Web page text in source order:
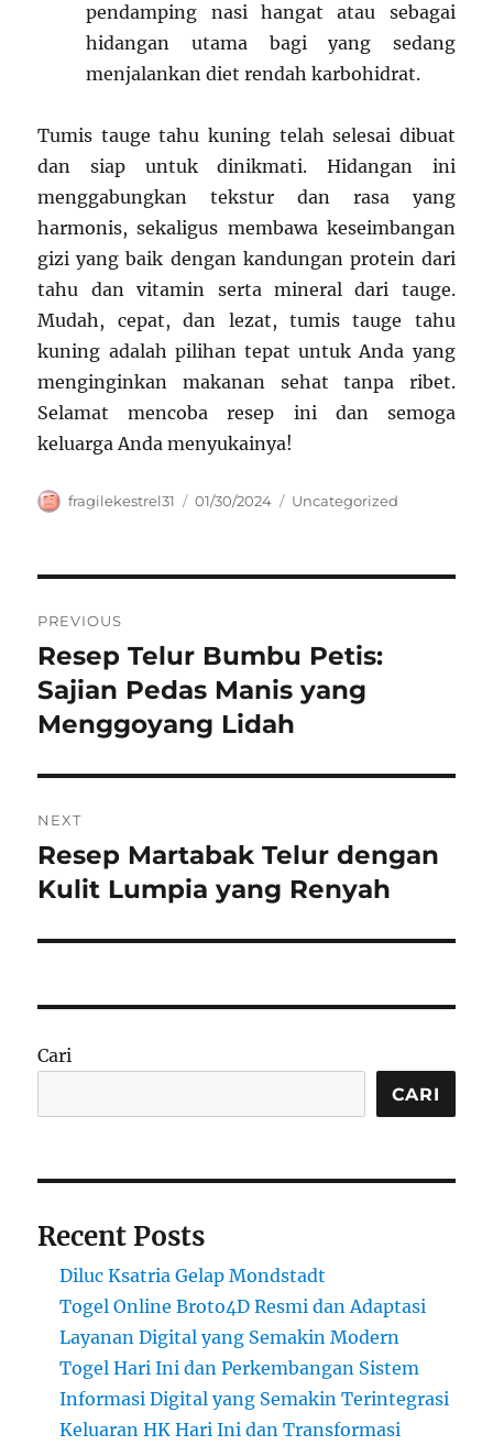
pendamping nasi hangat atau sebagai
hidangan utama bagi yang sedang
menjalankan diet rendah karbohidrat.
Tumis tauge tahu kuning telah selesai dibuat
dan siap untuk dinikmati. Hidangan ini
menggabungkan tekstur dan rasa yang
harmonis, sekaligus membawa keseimbangan
gizi yang baik dengan kandungan protein dari
tahu dan vitamin serta mineral dari tauge.
Mudah, cepat, dan lezat, tumis tauge tahu
kuning adalah pilihan tepat untuk Anda yang
menginginkan makanan sehat tanpa ribet.
Selamat mencoba resep ini dan semoga
keluarga Anda menyukainya!
Author
fragilekestrel31
Posted
01/30/2024 Categories
Uncategorized
pos
PREVIOUS
Previous
post:
Resep Telur Bumbu Petis:
Sajian Pedas Manis yang
Menggoyang Lidah
NEXT
Next
post:
Resep Martabak Telur dengan
Kulit Lumpia yang Renyah
Cari
CARI
Recent Posts
Diluc Ksatria Gelap Mondstadt
Togel Online Broto4D Resmi dan Adaptasi
Layanan Digital yang Semakin Modern
Togel Hari Ini dan Perkembangan Sistem
Informasi Digital yang Semakin Terintegrasi
Keluaran HK Hari Ini dan Transformasi